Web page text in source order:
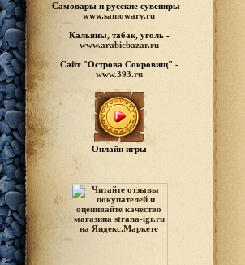
Самовары и русские сувениры -
www.samowary.ru
Кальяны, табак, уголь -
www.arabicbazar.ru
Сайт "Острова Сокровищ" -
www.393.ru
Онлайн игры